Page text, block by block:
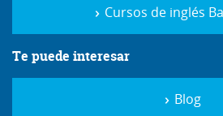
Cursos de inglés
Te puede interesar
Blog